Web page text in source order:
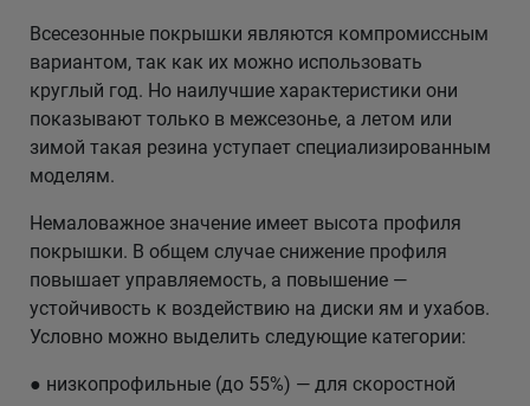
Всесезонные покрышки являются компромиссным
вариантом, так как их можно использовать
круглый год. Но наилучшие характеристики они
показывают только в межсезонье, а летом или
зимой такая резина уступает специализированным
моделям.
Немаловажное значение имеет высота профиля
покрышки. В общем случае снижение профиля
повышает управляемость, а повышение —
устойчивость к воздействию на диски ям и ухабов.
Условно можно выделить следующие категории:
● низкопрофильные (до 55%) — для скоростной